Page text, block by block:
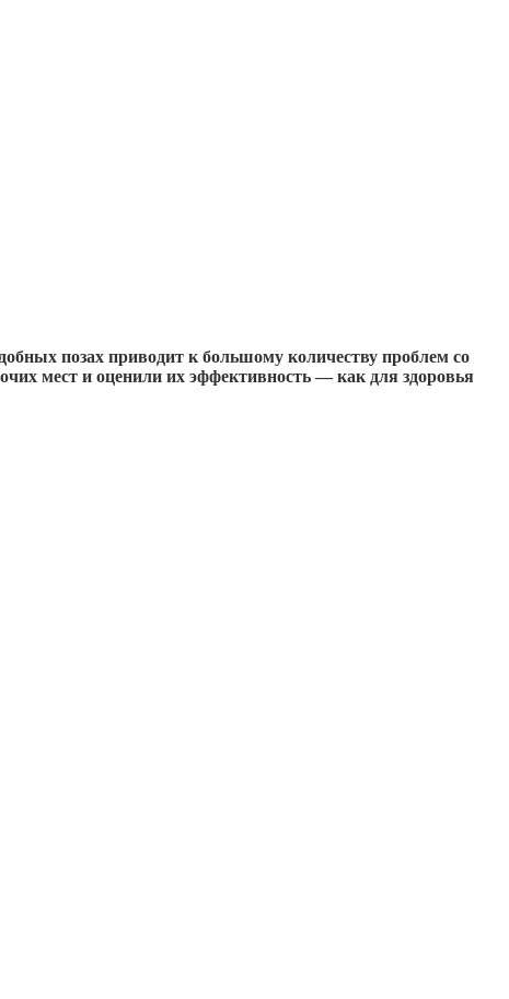
позах приводит к большому количеству проблем со
мест и оценили их эффективность — как для здоровья